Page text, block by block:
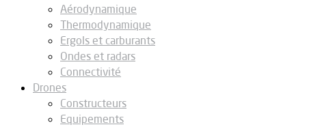
Aérodynamique
Thermodynamique
Ergols et carburants
Ondes et radars
Connectivité
Drones
Constructeurs
Equipements